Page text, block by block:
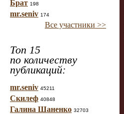
Брат 198
mr.seniv 174
Все участники >>
Топ 15
по количеству
публикаций:
mr.seniv 45211
Скилеф 40848
Галина Шаненко 32703